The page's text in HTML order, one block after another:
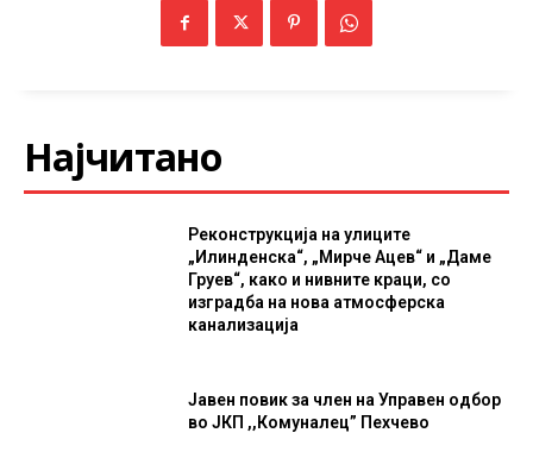
Најчитано
Реконструкција на улиците
„Илинденска“, „Мирче Ацев“ и „Даме
Груев“, како и нивните краци, со
изградба на нова атмосферска
канализација
Јавен повик за член на Управен одбор
во ЈКП ,,Комуналец” Пехчево